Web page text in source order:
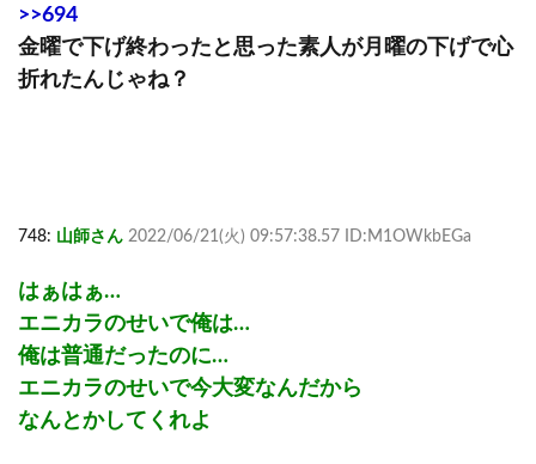
>>694
金曜で下げ終わったと思った素人が月曜の下げで心
折れたんじゃね？
748: 山師さん 2022/06/21(火) 09:57:38.57 ID:M1OWkbEGa
はぁはぁ…
エニカラのせいで俺は…
俺は普通だったのに…
エニカラのせいで今大変なんだから
なんとかしてくれよ